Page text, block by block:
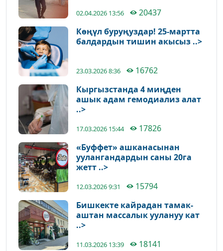
02.04.2026 13:56
20437
Көңүл буруңуздар! 25-мартта
балдардын тишин акысыз ..>
23.03.2026 8:36
16762
Кыргызстанда 4 миңден
ашык адам гемодиализ алат
..>
17.03.2026 15:44
17826
«Буффет» ашканасынан
уулангандардын саны 20га
жетт ..>
12.03.2026 9:31
15794
Бишкекте кайрадан тамак-
аштан массалык уулануу кат
..>
11.03.2026 13:39 18141